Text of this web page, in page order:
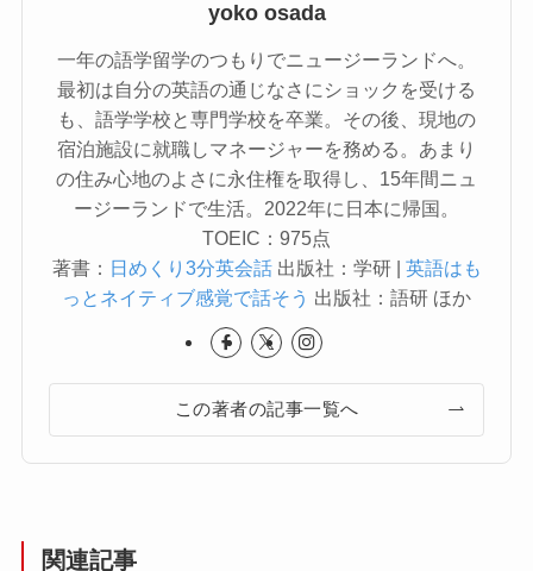
yoko osada
一年の語学留学のつもりでニュージーランドへ。
最初は自分の英語の通じなさにショックを受ける
も、語学学校と専門学校を卒業。その後、現地の
宿泊施設に就職しマネージャーを務める。あまり
の住み心地のよさに永住権を取得し、15年間ニュ
ージーランドで生活。2022年に日本に帰国。
TOEIC：975点
著書： 日めくり3分英会話出版社：学研 | 英語はも
っとネイティブ感覚で話そう 出版社：語研 ほか
この著者の記事一覧へ
関連記事